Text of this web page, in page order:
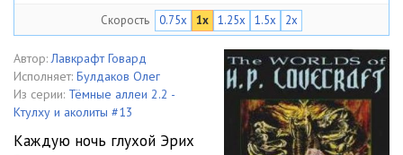
Скорость 0.75x 1x 1.25x 1.5x 2x
Автор: Лавкрафт Говард
Исполняет: Булдаков Олег
Из серии: Тёмные аллеи 2.2 -
Ктулху и аколиты #13
Каждую ночь глухой Эрих